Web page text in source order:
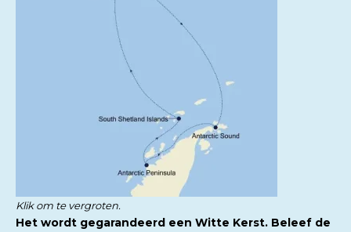
Klik om te vergroten.
Het wordt gegarandeerd een Witte Kerst. Beleef de